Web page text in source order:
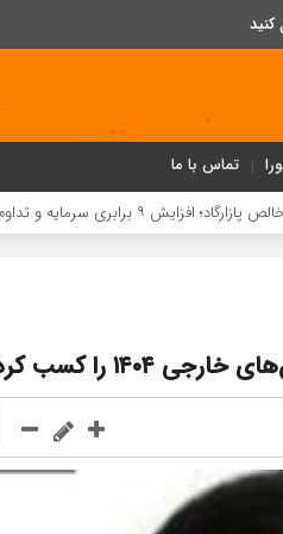
تماس با ما
را کسب کرد